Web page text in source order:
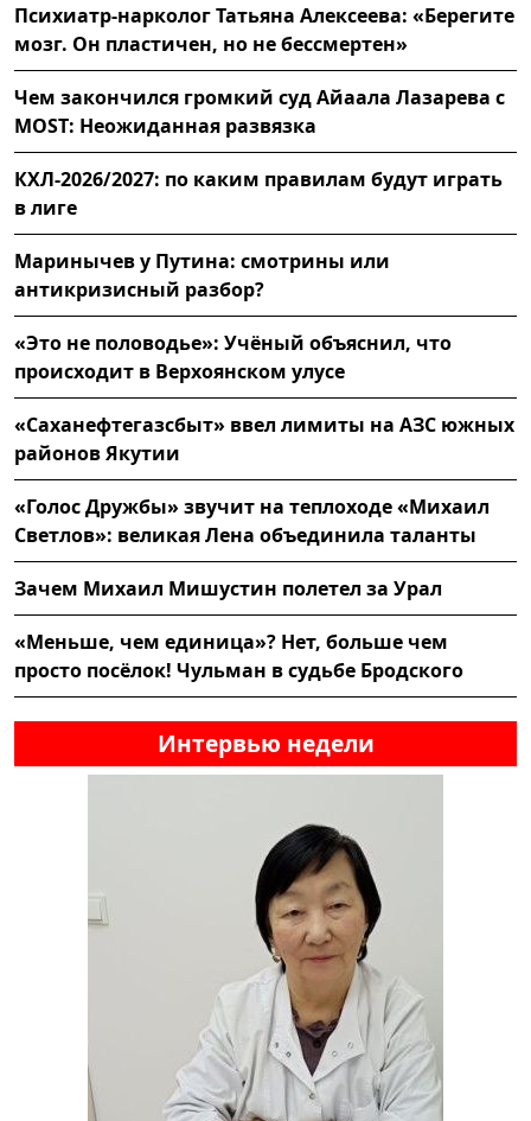
Психиатр-нарколог Татьяна Алексеева: «Берегите
мозг. Он пластичен, но не бессмертен»
Чем закончился громкий суд Айаала Лазарева с
MOST: Неожиданная развязка
КХЛ-2026/2027: по каким правилам будут играть
в лиге
Маринычев у Путина: смотрины или
антикризисный разбор?
«Это не половодье»: Учёный объяснил, что
происходит в Верхоянском улусе
«Саханефтегазсбыт» ввел лимиты на АЗС южных
районов Якутии
«Голос Дружбы» звучит на теплоходе «Михаил
Светлов»: великая Лена объединила таланты
Зачем Михаил Мишустин полетел за Урал
«Меньше, чем единица»? Нет, больше чем
просто посёлок! Чульман в судьбе Бродского
Интервью недели